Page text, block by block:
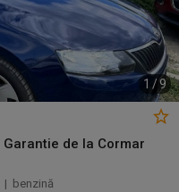
1 /9
de la Cormar
| benzină